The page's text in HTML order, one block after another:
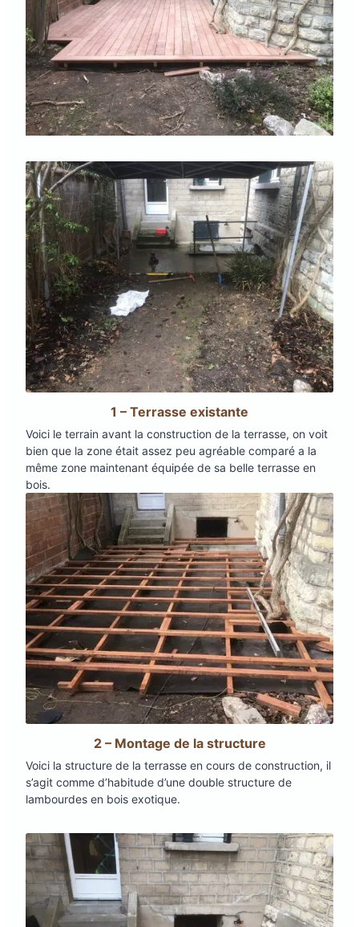
1 – Terrasse existante
Voici le terrain avant la construction de la terrasse, on voit
bien que la zone était assez peu agréable comparé a la
même zone maintenant équipée de sa belle terrasse en
bois.
2 – Montage de la structure
Voici la structure de la terrasse en cours de construction, il
s’agit comme d’habitude d’une double structure de
lambourdes en bois exotique.